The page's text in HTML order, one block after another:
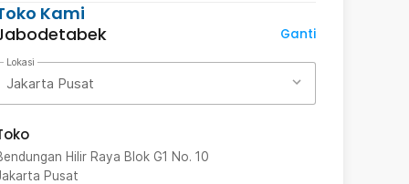
Kami
Ganti
Lokasi
Jakarta Pusat
Hilir Raya Blok G1 No. 10
Pusat